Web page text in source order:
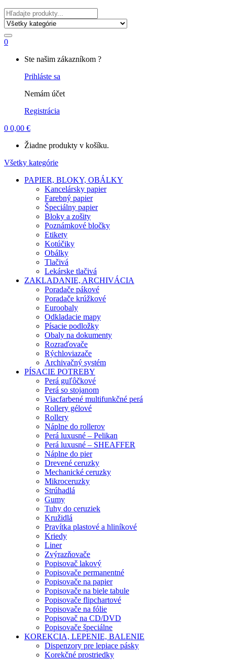
Hľadať
0
Ste našim zákazníkom ?
Prihláste sa
Nemám účet
Registrácia
0 0,00 €
Žiadne produkty v košíku.
Všetky kategórie
PAPIER, BLOKY, OBÁLKY
Kancelársky papier
Farebný papier
Špeciálny papier
Bloky a zošity
Poznámkové bločky
Etikety
Kotúčiky
Obálky
Tlačivá
Lekárske tlačivá
ZAKLADANIE, ARCHIVÁCIA
Poradače pákové
Poradače krúžkové
Euroobaly
Odkladacie mapy
Písacie podložky
Obaly na dokumenty
Rozraďovače
Rýchloviazače
Archivačný systém
PÍSACIE POTREBY
Perá guľôčkové
Perá so stojanom
Viacfarbené multifunkčné perá
Rollery gélové
Rollery
Náplne do rollerov
Perá luxusné – Pelikan
Perá luxusné – SHEAFFER
Náplne do pier
Drevené ceruzky
Mechanické ceruzky
Mikroceruzky
Strúhadlá
Gumy
Tuhy do ceruziek
Kružidlá
Pravítka plastové a hliníkové
Kriedy
Liner
Zvýrazňovače
Popisovač lakový
Popisovače permanentné
Popisovače na papier
Popisovače na biele tabule
Popisovače flipchartové
Popisovače na fólie
Popisovač na CD/DVD
Popisovače špeciálne
KOREKCIA, LEPENIE, BALENIE
Dispenzory pre lepiace pásky
Korekčné prostriedky